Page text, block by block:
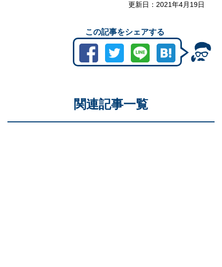
更新日： 2021年4月19日
この記事をシェアする
関連記事一覧